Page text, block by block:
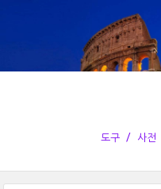
도구 사전